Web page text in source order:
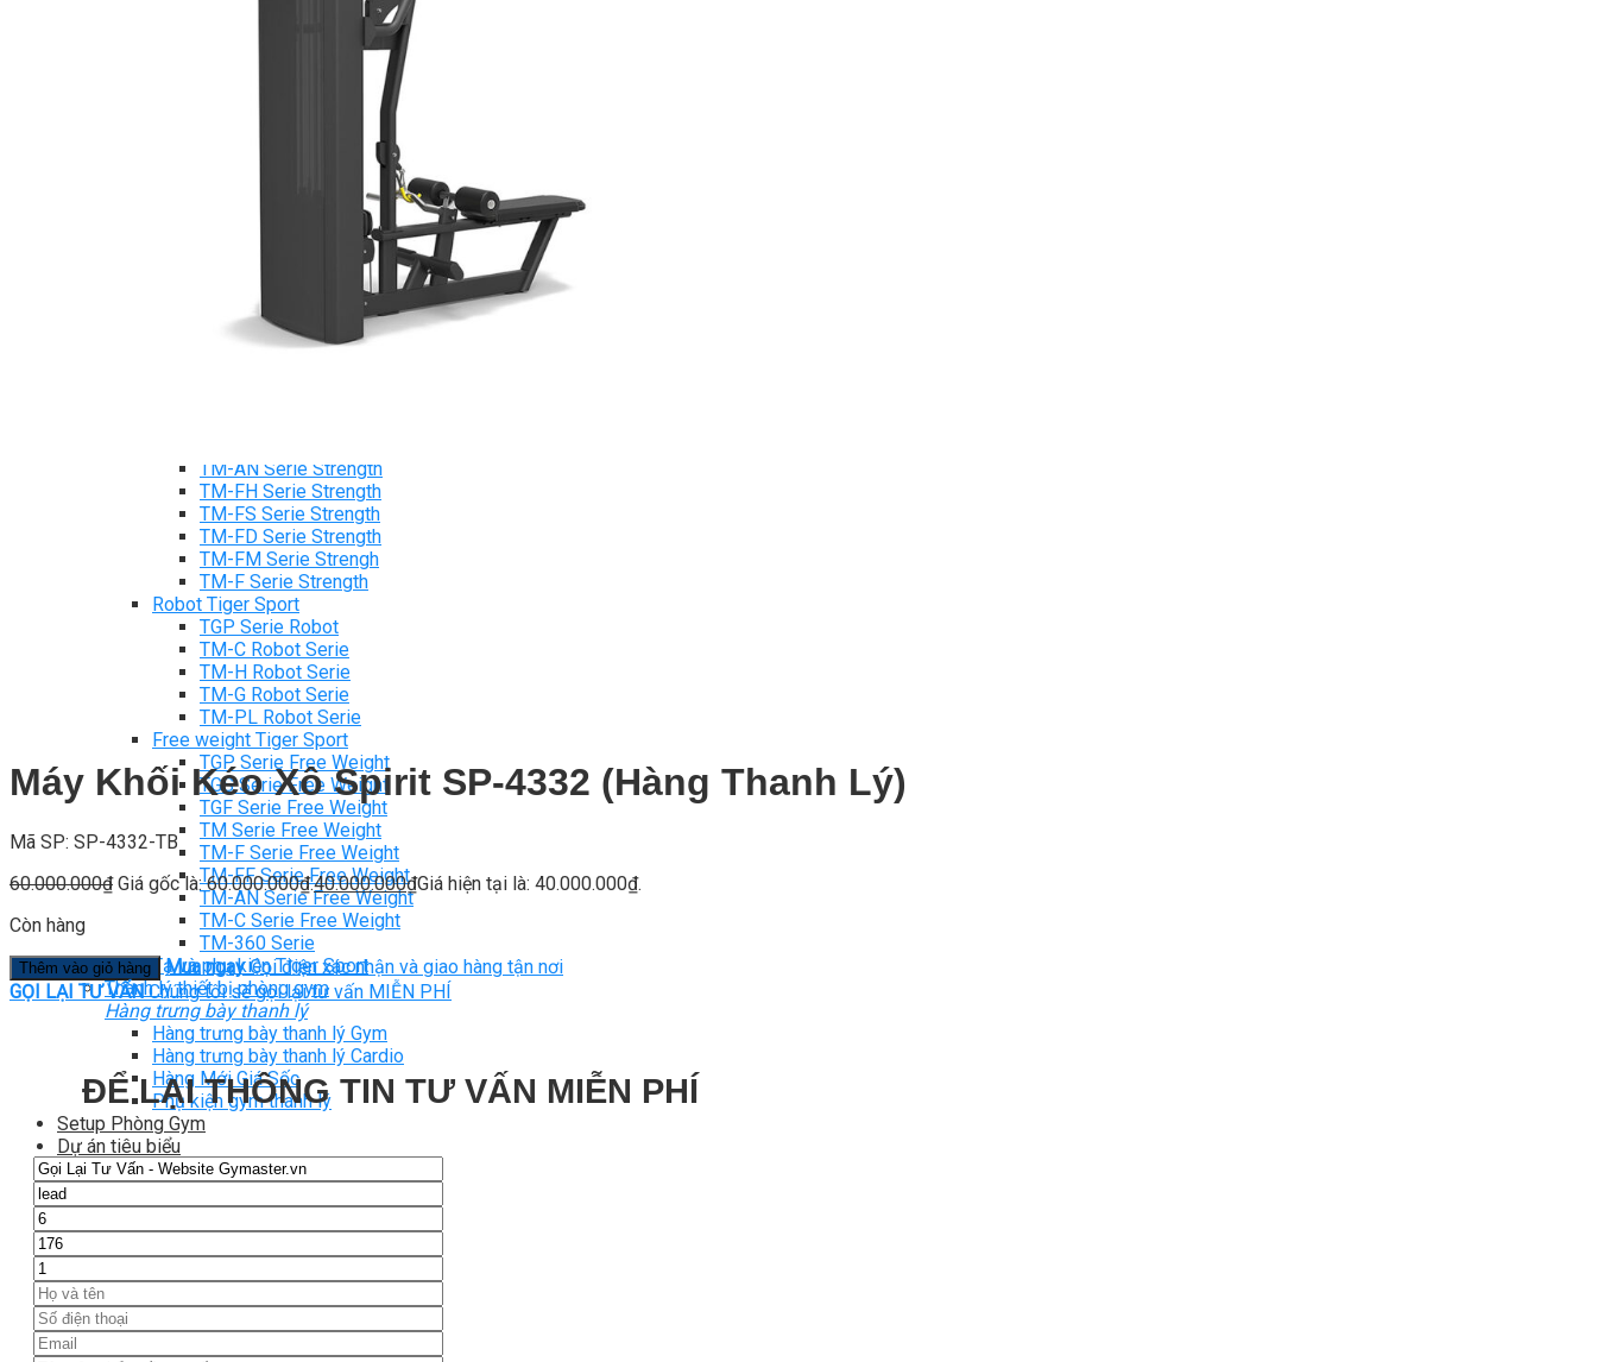
SP3 Serie Strength Spirit
SP4 Serie Strength Spirit
Máy chạy bộ Tiger Sport
Xe đạp tập Tiger Sport
Xe đạp ngồi có tựa lưng Tiger Sport
Máy trượt tuyết Tiger Sport
Máy chèo thuyền Tiger Sport
TGP Serie Strength
TGP 20 Serie Strength
TGS Serie Strength
TM-AN Serie Strength
TM-FH Serie Strength
TM-FS Serie Strength
TM-FD Serie Strength
TM-FM Serie Strengh
TM-F Serie Strength
Robot Tiger Sport
TGP Serie Robot
TM-C Robot Serie
TM-H Robot Serie
TM-G Robot Serie
TM-PL Robot Serie
Free weight Tiger Sport
TGP Serie Free Weight
TGS Serie Free Weight
TGF Serie Free Weight
TM Serie Free Weight
TM-F Serie Free Weight
TM-FF Serie Free Weight
TM-AN Serie Free Weight
TM-C Serie Free Weight
TM-360 Serie
Tạ và phụ kiện Tiger Sport
Thanh lý thiết bị phòng gym
Hàng trưng bày thanh lý
Hàng trưng bày thanh lý Gym
Hàng trưng bày thanh lý Cardio
Hàng Mới Giá Sốc
Phụ kiện gym thanh lý
Setup Phòng Gym
Dự án tiêu biểu
Tuyển Cộng Tác Viên
Blog
Kinh nghiệm đầu tư
Thiết bị gym
Tin tức
Hướng dẫn tập luyện
Chế độ ăn uống
Liên Hệ
Tìm kiếm:
Máy Khối Kéo Xô Spirit SP-4332 (Hàng Thanh Lý)
Mã SP: SP-4332-TB
60.000.000₫ Giá gốc là: 60.000.000₫.40.000.000₫Giá hiện tại là: 40.000.000₫.
Còn hàng
Thêm vào giỏ hàng Mua ngay Gọi điện xác nhận và giao hàng tận nơi
GỌI LẠI TƯ VẤN Chúng tôi sẽ gọi lại tư vấn MIỄN PHÍ
ĐỂ LẠI THÔNG TIN TƯ VẤN MIỄN PHÍ